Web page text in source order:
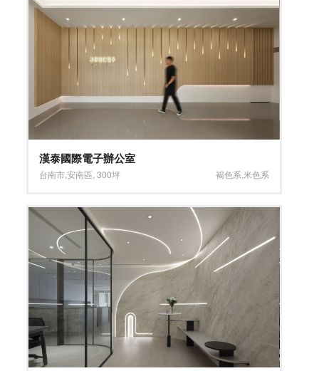
漢泰國際電子辦公室
台南市,安南區 ,300坪 褐色系 米色系